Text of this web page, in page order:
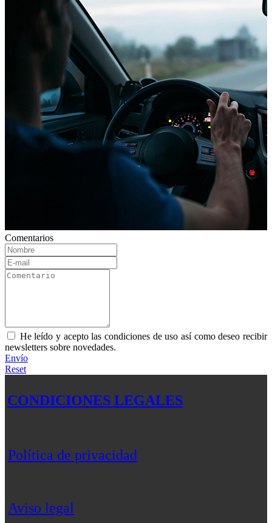
Comentarios
He leído y acepto las condiciones de uso así como deseo recibir
newsletters sobre novedades.
Envío
Reset
CONDICIONES LEGALES
Política de privacidad
Aviso legal